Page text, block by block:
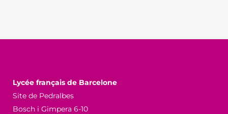
Lycée français de Barcelone
Site de Pedralbes
Bosch i Gimpera 6-10